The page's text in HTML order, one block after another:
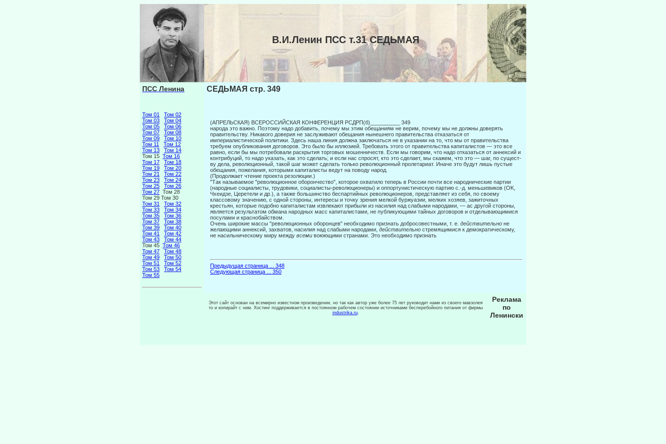
В.И.Ленин ПСС т.31 СЕДЬМАЯ
ПСС Ленина
Том 01
Том 02
Том 03
Том 04
Том 05
Том 06
Том 07
Том 08
Том 09
Том 10
Том 11
Том 12
Том 13
Том 14
Том 15 Том 16
Том 17
Том 18
Том 19
Том 20
Том 21
Том 22
Том 23
Том 24
Том 25
Том 26
Том 27 Том 28
Том 29 Том 30
Том 31
Том 32
Том 33
Том 34
Том 35
Том 36
Том 37
Том 38
Том 39
Том 40
Том 41
Том 42
Том 43
Том 44
Том 45 Том 46
Том 47
Том 48
Том 49
Том 50
Том 51
Том 52
Том 53
Том 54
Том 55
СЕДЬМАЯ стр. 349
(АПРЕЛЬСКАЯ) ВСЕРОССИЙСКАЯ КОНФЕРЕНЦИЯ РСДРП(б)__________ 349
народа это важно. Поэтому надо добавить, почему мы этим обещаниям не верим, поче­му мы не должны доверять
правительству. Никакого доверия не заслуживают обеща­ния нынешнего правительства отказаться от
империалистической политики. Здесь наша линия должна заключаться не в указании на то, что мы от правительства
требуем опуб­ликования договоров. Это было бы иллюзией. Требовать этого от правительства капи­талистов — это все
равно, если бы мы потребовали раскрытия торговых мошенничеств. Если мы говорим, что надо отказаться от аннексий и
контрибуций, то надо указать, как это сделать; и если нас спросят, кто это сделает, мы скажем, что это — шаг, по сущест­
ву дела, революционный, такой шаг может сделать только революционный пролетари­ат. Иначе это будут лишь пустые
обещания, пожелания, которыми капиталисты ведут на поводу народ.
(Продолжает чтение проекта резолюции.)
"Так называемое "революционное оборончество", которое охватило теперь в России почти все народнические партии
(народные социалисты, трудовики, социалисты-революционеры) и оппортунистическую партию с.-д. меньшевиков (OK,
Чхеидзе, Це­ретели и др.), а также большинство беспартийных революционеров, представляет из себя, по своему
классовому значению, с одной стороны, интересы и точку зрения мел­кой буржуазии, мелких хозяев, зажиточных
крестьян, которые подобно капиталистам извлекают прибыли из насилия над слабыми народами, — ас другой стороны,
является результатом обмана народных масс капиталистами, не публикующими тайных догово­ров и отделывающимися
посулами и краснобайством.
Очень широкие массы "революционных оборонцев" необходимо признать добросо­вестными, т. е. действительно не
желающими аннексий, захватов, насилия над слабы­ми народами, действительно стремящимися к демократическому,
не насильническому миру между всеми воюющими странами. Это необходимо признать
Предыдущая страница ... 348
Следующая страница ... 350
Этот сайт основан на всемирно известном произведении, но так как автор уже более 75 лет руководит нами из своего мавзолея
то и копирайт с ним. Хостинг поддерживается в постоянном рабочем состоянии источниками бесперебойного питания от фирмы
industrika.ru.
Реклама
по
Ленински